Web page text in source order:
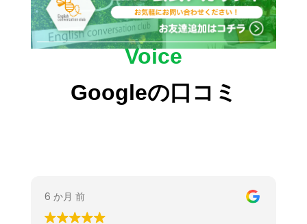
Voice
Googleの口コミ